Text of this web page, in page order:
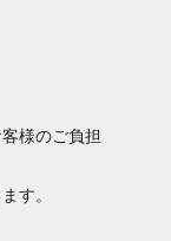
様のご負担
す。